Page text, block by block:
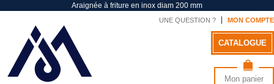
Araignée à friture en inox diam 200 mm
UNE QUESTION ? MON COMPTE
CATALOGUE
Mon panier